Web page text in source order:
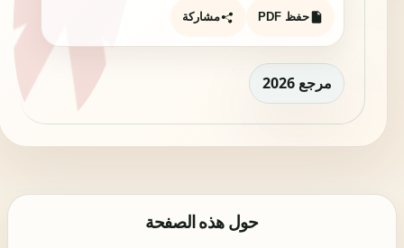
حفظ PDF مشاركة
مرجع 2026
حول هذه الصفحة